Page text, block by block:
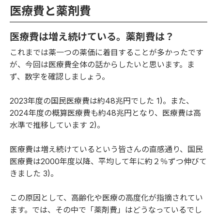
医療費と薬剤費
医療費は増え続けている。薬剤費は？
これまでは薬一つの薬価に着目することが多かったです
が、今回は医療費全体の話からしたいと思います。ま
ず、数字を確認しましょう。
2023年度の国民医療費は約48兆円でした 1)。また、
2024年度の概算医療費も約48兆円となり、医療費は高
水準で推移しています 2)。
医療費は増え続けているという皆さんの直感通り、国民
医療費は2000年度以降、平均して年に約２％ずつ伸びて
きました 3)。
この原因として、高齢化や医療の高度化が指摘されてい
ます。では、その中で「薬剤費」はどうなっているでし